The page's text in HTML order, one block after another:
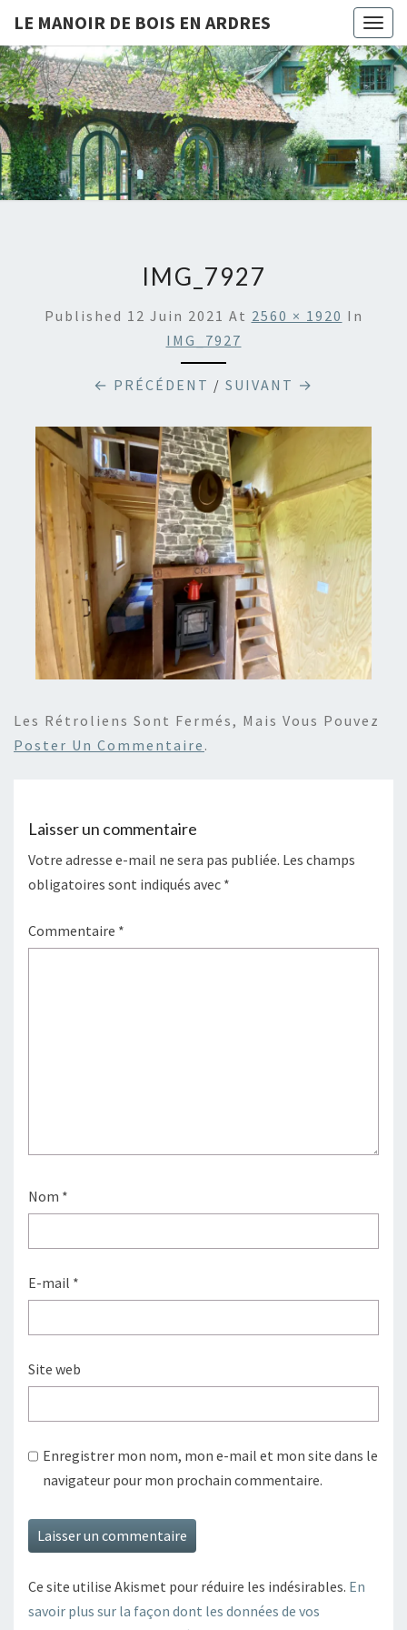
LE MANOIR DE BOIS EN ARDRES
LE
MANOIR
DE BOIS
ARDRES
Chambres
D'hôtes
Et Gîtes
À Bois-
En-
Ardres
IMG_7927
Published 12 Juin 2021 At 2560 × 1920 In
IMG_7927
← PRÉCÉDENT / SUIVANT →
Les Rétroliens Sont Fermés, Mais Vous Pouvez
Poster Un Commentaire .
Laisser un commentaire
Votre adresse e-mail ne sera pas publiée. Les champs
obligatoires sont indiqués avec *
Commentaire *
Nom *
E-mail *
Site web
Enregistrer mon nom, mon e-mail et mon site dans le
navigateur pour mon prochain commentaire.
Ce site utilise Akismet pour réduire les indésirables. En
savoir plus sur la façon dont les données de vos